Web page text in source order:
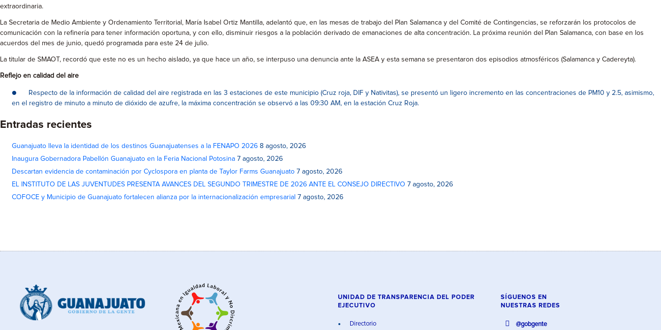
extraordinaria.
La Secretaria de Medio Ambiente y Ordenamiento Territorial, María Isabel Ortiz Mantilla, adelantó que, en las mesas de trabajo del Plan Salamanca y del Comité de Contingencias, se reforzarán los protocolos de
comunicación con la refinería para tener información oportuna, y con ello, disminuir riesgos a la población derivado de emanaciones de alta concentración. La próxima reunión del Plan Salamanca, con base en los
acuerdos del mes de junio, quedó programada para este 24 de julio.
La titular de SMAOT, recordó que este no es un hecho aislado, ya que hace un año, se interpuso una denuncia ante la ASEA y esta semana se presentaron dos episodios atmosféricos (Salamanca y Cadereyta).
Reflejo en calidad del aire
● Respecto de la información de calidad del aire registrada en las 3 estaciones de este municipio (Cruz roja, DIF y Nativitas), se presentó un ligero incremento en las concentraciones de PM10 y 2.5, asimismo,
en el registro de minuto a minuto de dióxido de azufre, la máxima concentración se observó a las 09:30 AM, en la estación Cruz Roja.
Entradas recientes
Guanajuato lleva la identidad de los destinos Guanajuatenses a la FENAPO 2026 8 agosto, 2026
Inaugura Gobernadora Pabellón Guanajuato en la Feria Nacional Potosina 7 agosto, 2026
Descartan evidencia de contaminación por Cyclospora en planta de Taylor Farms Guanajuato 7 agosto, 2026
EL INSTITUTO DE LAS JUVENTUDES PRESENTA AVANCES DEL SEGUNDO TRIMESTRE DE 2026 ANTE EL CONSEJO DIRECTIVO 7 agosto, 2026
COFOCE y Municipio de Guanajuato fortalecen alianza por la internacionalización empresarial 7 agosto, 2026
UNIDAD DE TRANSPARENCIA DEL PODER
EJECUTIVO
Directorio
SÍGUENOS EN
NUESTRAS REDES
@gobgente